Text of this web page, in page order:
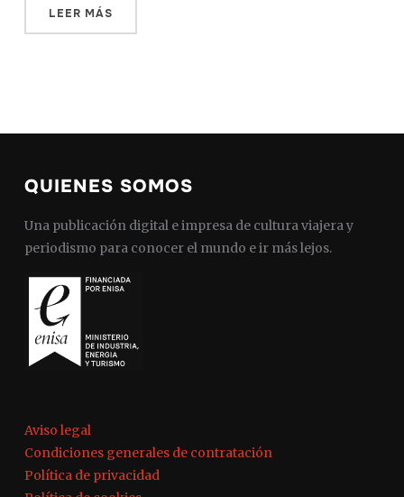
LEER MÁS
QUIENES SOMOS
Una publicación digital e impresa de cultura viajera y
periodismo para conocer el mundo e ir más lejos.
Aviso legal
Condiciones generales de contratación
Política de privacidad